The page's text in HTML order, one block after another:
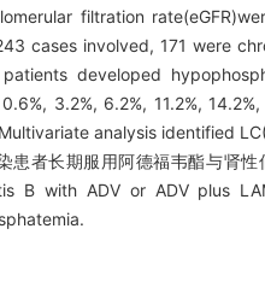
filtration
cases involved, 171 were
developed
3.2%, 6.2%, 11.2%, 14.2%,
analysis identified
者长期服用阿德福韦酯与肾
B with ADV or ADV plus